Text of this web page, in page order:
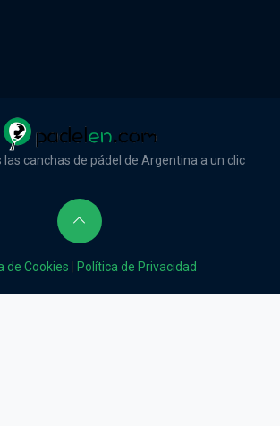
canchas de pádel de Argentina a un clic
de Cookies Política de Privacidad